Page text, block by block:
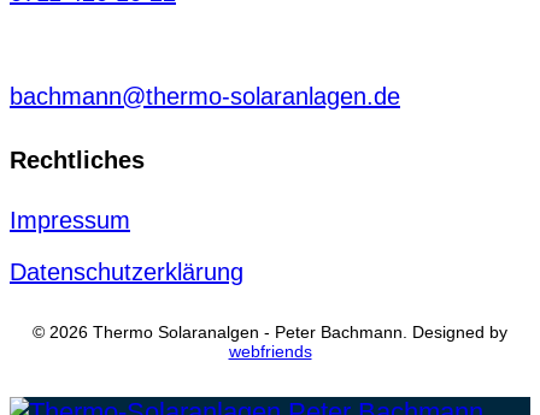
bachmann@thermo-solaranlagen.de
Rechtliches
Impressum
Datenschutzerklärung
© 2026 Thermo Solaranalgen - Peter Bachmann. Designed by
webfriends